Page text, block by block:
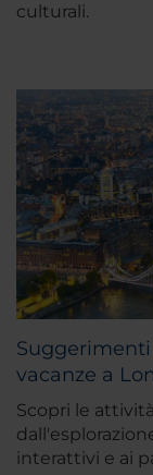
culturali.
vacanze a
Scopri le
interattivi e ai